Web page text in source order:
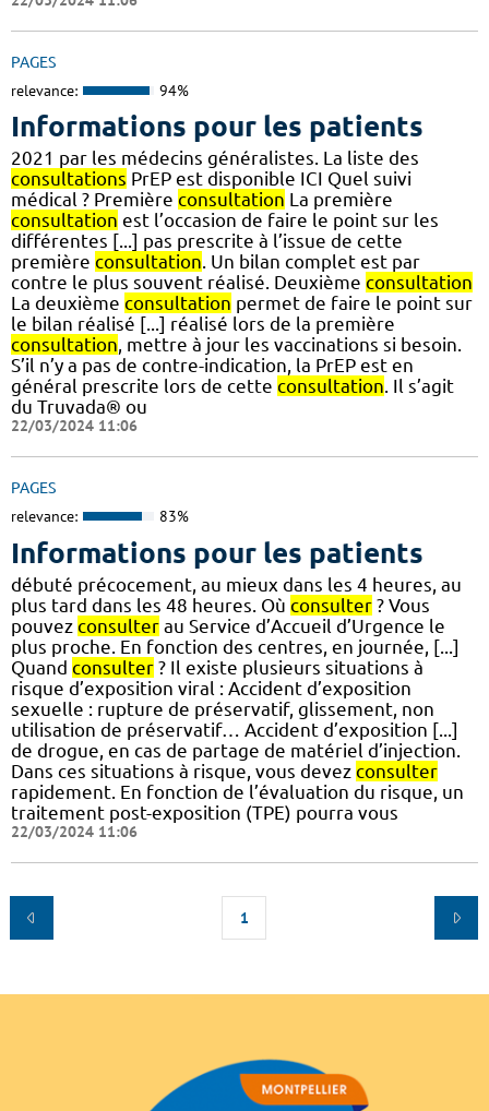
PAGES
relevance: 94%
Informations pour les patients
2021 par les médecins généralistes. La liste des
consultations PrEP est disponible ICI Quel suivi
médical ? Première consultation La première
consultation est l’occasion de faire le point sur les
différentes [...] pas prescrite à l’issue de cette
première consultation. Un bilan complet est par
contre le plus souvent réalisé. Deuxième consultation
La deuxième consultation permet de faire le point sur
le bilan réalisé [...] réalisé lors de la première
consultation, mettre à jour les vaccinations si besoin.
S’il n’y a pas de contre-indication, la PrEP est en
général prescrite lors de cette consultation. Il s’agit
du Truvada® ou
22/03/2024 11:06
PAGES
relevance: 83%
Informations pour les patients
débuté précocement, au mieux dans les 4 heures, au
plus tard dans les 48 heures. Où consulter ? Vous
pouvez consulter au Service d’Accueil d’Urgence le
plus proche. En fonction des centres, en journée, [...]
Quand consulter ? Il existe plusieurs situations à
risque d’exposition viral : Accident d’exposition
sexuelle : rupture de préservatif, glissement, non
utilisation de préservatif… Accident d’exposition [...]
de drogue, en cas de partage de matériel d’injection.
Dans ces situations à risque, vous devez consulter
rapidement. En fonction de l’évaluation du risque, un
traitement post-exposition (TPE) pourra vous
22/03/2024 11:06
1